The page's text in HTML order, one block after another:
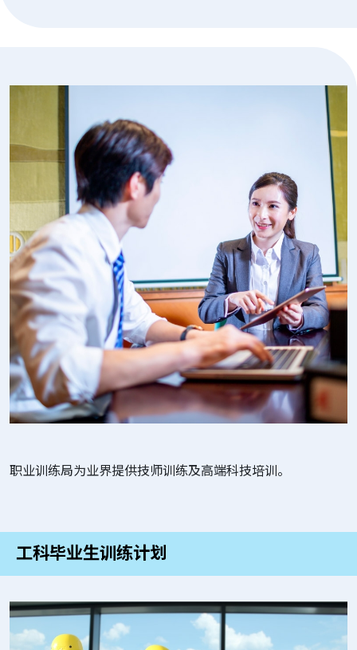
职业训练局为业界提供技师训练及高端科技培训。
工科毕业生训练计划